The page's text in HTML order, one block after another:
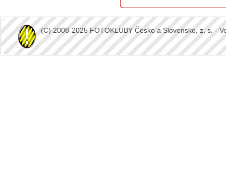
(C) 2008-2025 FOTOKLUBY Česko a Slovensko, z. s. -